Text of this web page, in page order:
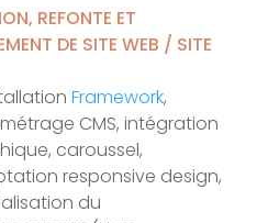
REFONTE ET
DE SITE WEB / SITE
Framework,
CMS, intégration
caroussel,
responsive design,
du